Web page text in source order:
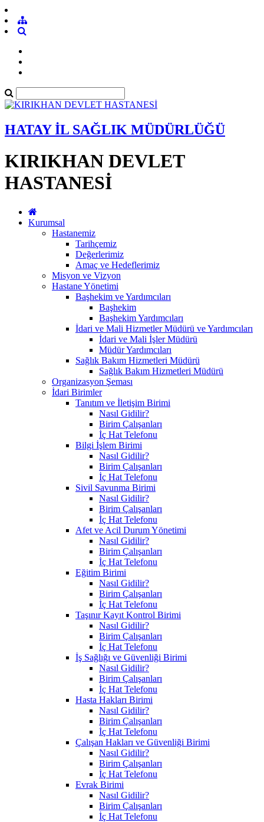
HATAY İL SAĞLIK MÜDÜRLÜĞÜ
KIRIKHAN DEVLET
HASTANESİ
Kurumsal
Hastanemiz
Tarihçemiz
Değerlerimiz
Amaç ve Hedeflerimiz
Misyon ve Vizyon
Hastane Yönetimi
Başhekim ve Yardımcıları
Başhekim
Başhekim Yardımcıları
İdari ve Mali Hizmetler Müdürü ve Yardımcıları
İdari ve Mali İşler Müdürü
Müdür Yardımcıları
Sağlık Bakım Hizmetleri Müdürü
Sağlık Bakım Hizmetleri Müdürü
Organizasyon Şeması
İdari Birimler
Tanıtım ve İletişim Birimi
Nasıl Gidilir?
Birim Çalışanları
İç Hat Telefonu
Bilgi İşlem Birimi
Nasıl Gidilir?
Birim Çalışanları
İç Hat Telefonu
Sivil Savunma Birimi
Nasıl Gidilir?
Birim Çalışanları
İç Hat Telefonu
Afet ve Acil Durum Yönetimi
Nasıl Gidilir?
Birim Çalışanları
İç Hat Telefonu
Eğitim Birimi
Nasıl Gidilir?
Birim Çalışanları
İç Hat Telefonu
Taşınır Kayıt Kontrol Birimi
Nasıl Gidilir?
Birim Çalışanları
İç Hat Telefonu
İş Sağlığı ve Güvenliği Birimi
Nasıl Gidilir?
Birim Çalışanları
İç Hat Telefonu
Hasta Hakları Birimi
Nasıl Gidilir?
Birim Çalışanları
İç Hat Telefonu
Çalışan Hakları ve Güvenliği Birimi
Nasıl Gidilir?
Birim Çalışanları
İç Hat Telefonu
Evrak Birimi
Nasıl Gidilir?
Birim Çalışanları
İç Hat Telefonu